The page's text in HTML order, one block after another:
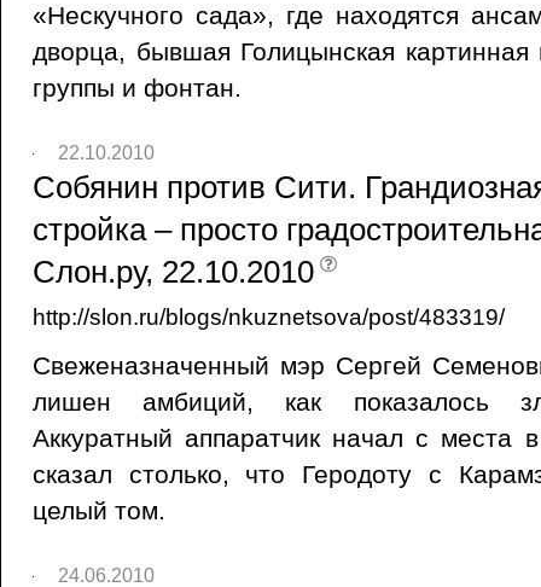
«Нескучного сада», где находятся
дворца, бывшая Голицынская картинная
группы и фонтан.
22.10.2010
Собянин против Сити.
стройка – просто
Слон.ру, 22.10.2010
http://slon.ru/blogs/nkuznetsova/post/483319/
Свеженазначенный мэр Сергей
лишен амбиций, как показалось
Аккуратный аппаратчик начал с места
сказал столько, что Геродоту с
целый том.
24.06.2010